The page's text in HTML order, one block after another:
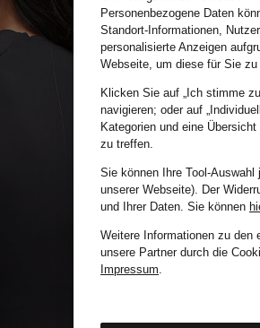
Personenbezogene Daten
Standort-Informationen,
personalisierte Anzeigen
Webseite, um diese für Sie
Klicken Sie auf „Ich stimme
navigieren; oder auf
Kategorien und eine
zu treffen.
Sie können Ihre Tool-
unserer Webseite). Der
und Ihrer Daten. Sie können
Weitere Informationen zu den
unsere Partner durch die
Impressum.